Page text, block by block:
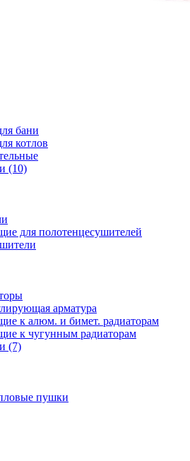
бани
котлов
(10)
для полотенцесушителей
арматура
к алюм. и бимет. радиаторам
к чугунным радиаторам
(7)
пушки